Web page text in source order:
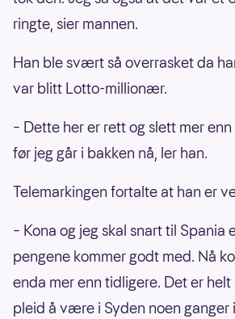
ringte, sier mannen.
Han ble svært så overrasket da
var blitt Lotto-millionær.
– Dette her er rett og slett mer
før jeg går i bakken nå, ler han.
Telemarkingen fortalte at han er
– Kona og jeg skal snart til Spania
pengene kommer godt med. Nå
enda mer enn tidligere. Det er
pleid å være i Syden noen ganger